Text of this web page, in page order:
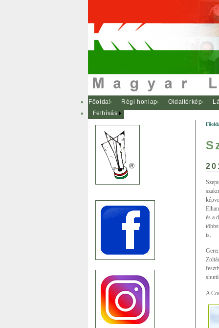
Főoldal Régi honlap Oldaltérkép
Felhívás
és a
is.
A